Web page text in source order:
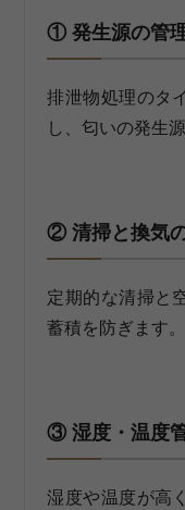
① 発生源の管
排泄物処理のタ
し、匂いの発生
② 清掃と換気
定期的な清掃と
蓄積を防ぎます。
③ 湿度・温度
湿度や温度が高